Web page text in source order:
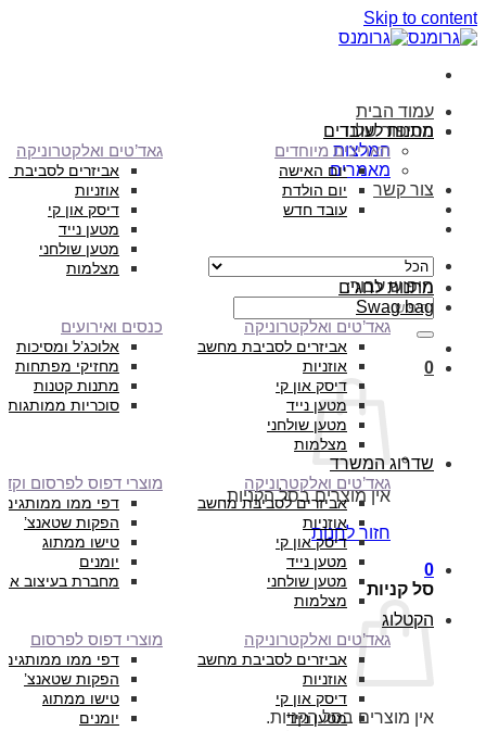
Skip to content
עמוד הבית
הסיפור שלנו
המלצות
מאמרים
צור קשר
חיפוש עבור:
0
אין מוצרים בסל הקניות.
חזור לחנות
0
סל קניות
אין מוצרים בסל הקניות.
מתנות לעובדים
תאריכים מיוחדים
יום האישה
יום הולדת
עובד חדש
גאד’טים ואלקטרוניקה
אביזרים לסביבת
אוזניות
דיסק און קי
מטען נייד
מטען שולחני
מצלמות
מתנות לחגים
Swag bag
גאד’טים ואלקטרוניקה
אביזרים לסביבת מחשב
אוזניות
דיסק און קי
מטען נייד
מטען שולחני
מצלמות
כנסים ואירועים
אלוכג’ל ומסיכות
מחזיקי מפתחות
מתנות קטנות
סוכריות ממותגות
שדרוג המשרד
גאד’טים ואלקטרוניקה
אביזרים לסביבת מחשב
אוזניות
דיסק און קי
מטען נייד
מטען שולחני
מצלמות
מוצרי דפוס לפרסום
דפי ממו ממותגים
הפקות שטאנצ’
טישו ממתוג
יומנים
מחברת בעיצוב
הקטלוג
גאד’טים ואלקטרוניקה
אביזרים לסביבת מחשב
אוזניות
דיסק און קי
מטען נייד
מוצרי דפוס לפרסום
דפי ממו ממותגים
הפקות שטאנצ’
טישו ממתוג
יומנים